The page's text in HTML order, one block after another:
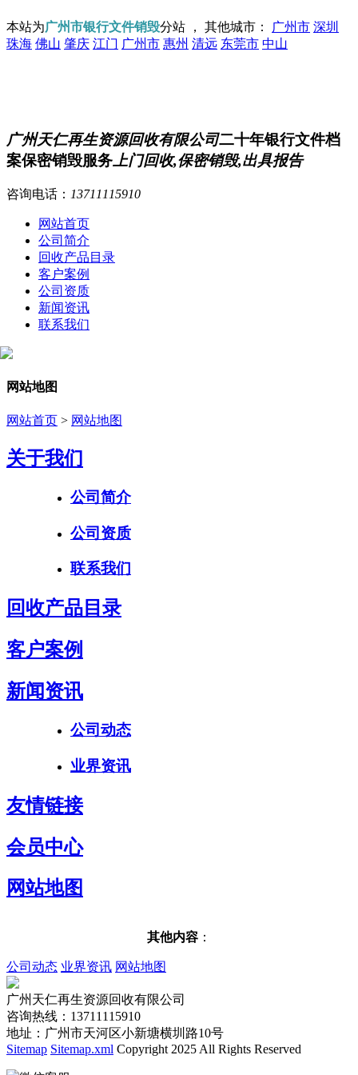
本站为广州市银行文件销毁分站 ， 其他城市： 广州市 深圳
珠海 佛山 肇庆 江门 广州市 惠州 清远 东莞市 中山
广州天仁再生资源回收有限公司二十年银行文件档
案保密销毁服务 上门回收,保密销毁,出具报告
咨询电话： 13711115910
网站首页
公司简介
回收产品目录
客户案例
公司资质
新闻资讯
联系我们
网站地图
网站首页 > 网站地图
关于我们
公司简介
公司资质
联系我们
回收产品目录
客户案例
新闻资讯
公司动态
业界资讯
友情链接
会员中心
网站地图
其他内容 ：
公司动态 业界资讯 网站地图
广州天仁再生资源回收有限公司
咨询热线：13711115910
地址：广州市天河区小新塘横圳路10号
Sitemap Sitemap.xml Copyright 2025 All Rights Reserved